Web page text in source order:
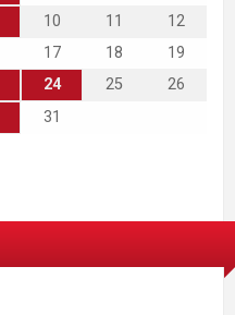
10 11
12
17 18
19
24 25
26
31